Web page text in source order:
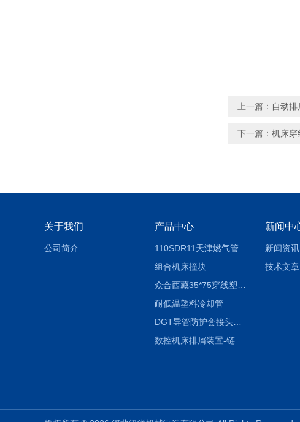
上一篇： 自动排
下一篇： 机床穿
关于我们
公司简介
产品中心
组合机床撞块
耐低温塑料冷却管
DGT导管防护套接头形式与参数
数控机床排屑装置-链板式排屑机
新闻中
新闻资讯
技术文章